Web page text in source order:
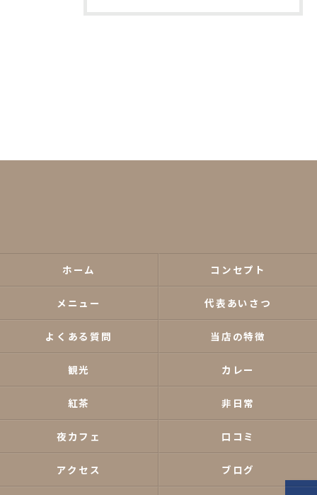
ホーム コンセプト
メニュー 代表あいさつ
よくある質問 当店の特徴
観光 カレー
紅茶 非日常
夜カフェ 口コミ
アクセス ブログ